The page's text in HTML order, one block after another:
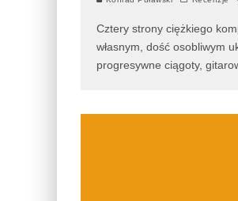
Cztery strony ciężkiego
własnym, dość osobliwym
progresywne ciągoty,